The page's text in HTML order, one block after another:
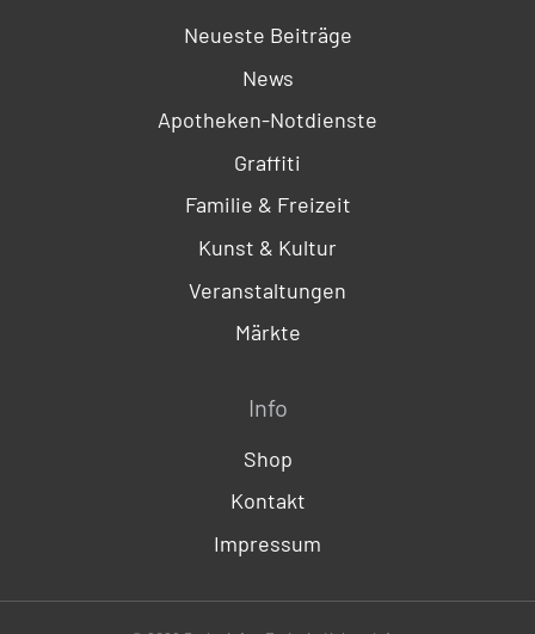
Neueste Beiträge
News
Apotheken-Notdienste
Graffiti
Familie & Freizeit
Kunst & Kultur
Veranstaltungen
Märkte
Info
Shop
Kontakt
Impressum